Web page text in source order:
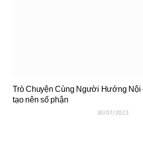
Trò Chuyện Cùng Người Hướng Nội
tạo nên số phận
30/07/2023